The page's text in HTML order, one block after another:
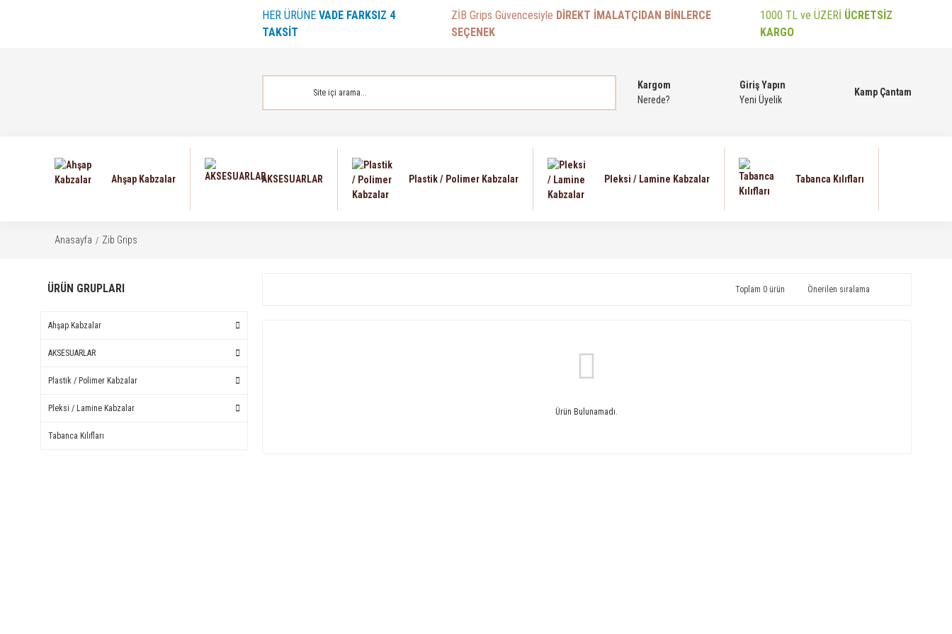
HER ÜRÜNE VADE FARKSIZ 4
TAKSİT
ZİB Grips Güvencesiyle DİREKT İMALATÇIDAN BİNLERCE
SEÇENEK
1000 TL ve ÜZERİ ÜCRETSİZ
KARGO
Kargom
Nerede?
Giriş Yapın
Yeni Üyelik
Kamp Çantam
Ahşap Kabzalar AKSESUARLAR Plastik / Polimer Kabzalar Pleksi / Lamine Kabzalar Tabanca Kılıfları
Anasayfa Zib Grips
ÜRÜN GRUPLARI
Ahşap Kabzalar
AKSESUARLAR
Plastik / Polimer Kabzalar
Pleksi / Lamine Kabzalar
Tabanca Kılıfları
Toplam 0 ürün
Ürün Bulunamadı.